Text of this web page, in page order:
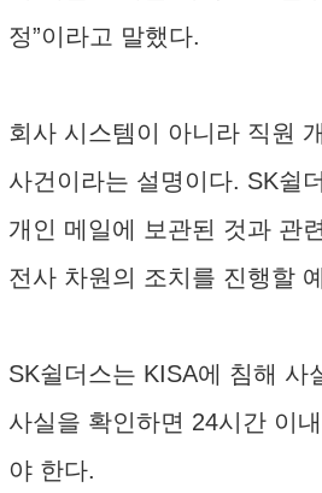
정”이라고 말했다.
회사 시스템이 아니라 직원
사건이라는 설명이다. SK쉴
개인 메일에 보관된 것과 관
전사 차원의 조치를 진행할
SK쉴더스는 KISA에 침해 사
사실을 확인하면 24시간 이
야 한다.